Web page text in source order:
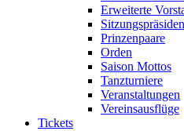
Erweiterte
Prinzenpaare
Orden
Saison Mottos
Tanzturniere
Veranstaltungen
Vereinsausflüge
Tickets